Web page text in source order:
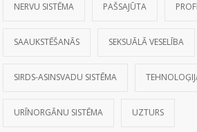
NERVU SISTĒMA PAŠSAJŪTA
SAAUKSTĒŠANĀS SEKSUĀLĀ VESELĪBA
SIRDS-ASINSVADU SISTĒMA
URĪNORGĀNU SISTĒMA UZTURS